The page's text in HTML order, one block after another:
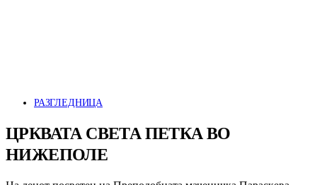
РАЗГЛЕДНИЦА
ЦРКВАТА СВЕТА ПЕТКА ВО
НИЖЕПОЛЕ